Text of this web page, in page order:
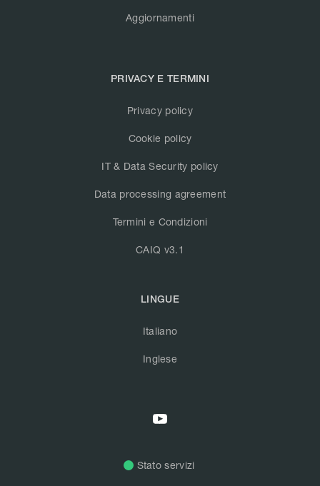
Aggiornamenti
PRIVACY E TERMINI
Privacy policy
Cookie policy
IT & Data Security policy
Data processing agreement
Termini e Condizioni
CAIQ v3.1
LINGUE
Italiano
Inglese
Stato servizi